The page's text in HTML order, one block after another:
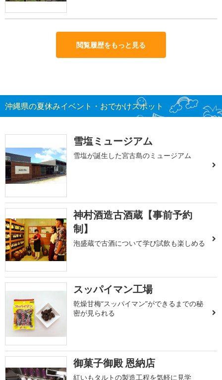
閲覧履歴をもっと見る
沖縄県の夏休みイベント・おでかけスポット
雪塩ミュージアム
雪塩が誕生した宮古島のミュージアム
神村酒造古酒蔵【事前予約
制】
泡盛蔵で古酒について学び試飲も楽しめる
スッパイマン工場
乾燥甘梅“スッパイマン”ができるまでの秘
密が見られる
御菓子御殿 恩納店
紅いもタルトの製造工程を気軽に見学